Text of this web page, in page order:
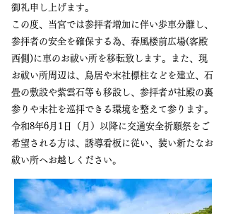
御礼申し上げます。
この度、当宮では参拝者増加に伴い歩車分離し、
参拝者の安全を確保する為、春風楼前広場(客殿
西側)に車のお祓い所を移転致します。また、現
お祓い所周辺は、鳥居や末社標柱などを建立、石
畳の敷設や紫雲石等も移設し、参拝者が社殿の裏
参りや末社を巡拝できる環境を整えて参ります。
令和8年6月1日（月） 以降に交通安全祈願祭をご
希望される方は、誘導看板に従い、装い新たなお
祓い所へお越しください。